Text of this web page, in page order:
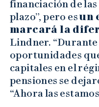
financiación de
plazo”, pero esun
marcará la
Lindner. “Durante
oportunidades
capitales en el
pensiones se
“Ahora las